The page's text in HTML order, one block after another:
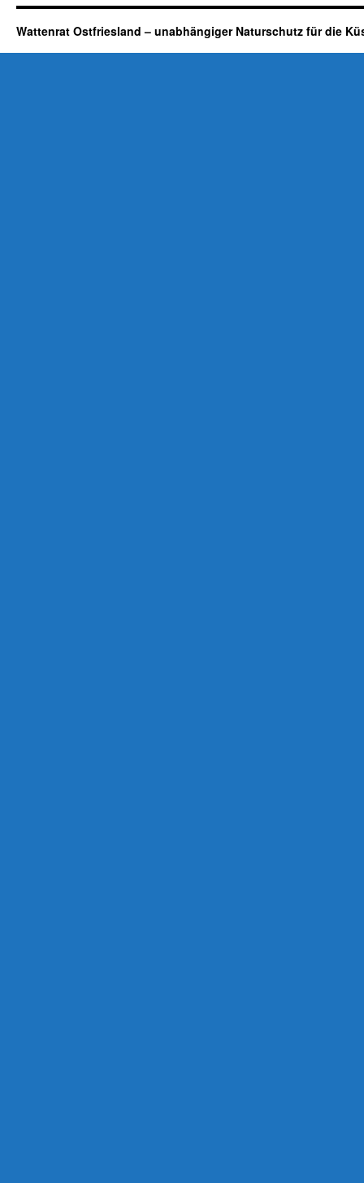
Wattenrat Ostfriesland – unabhängiger Naturschutz für die